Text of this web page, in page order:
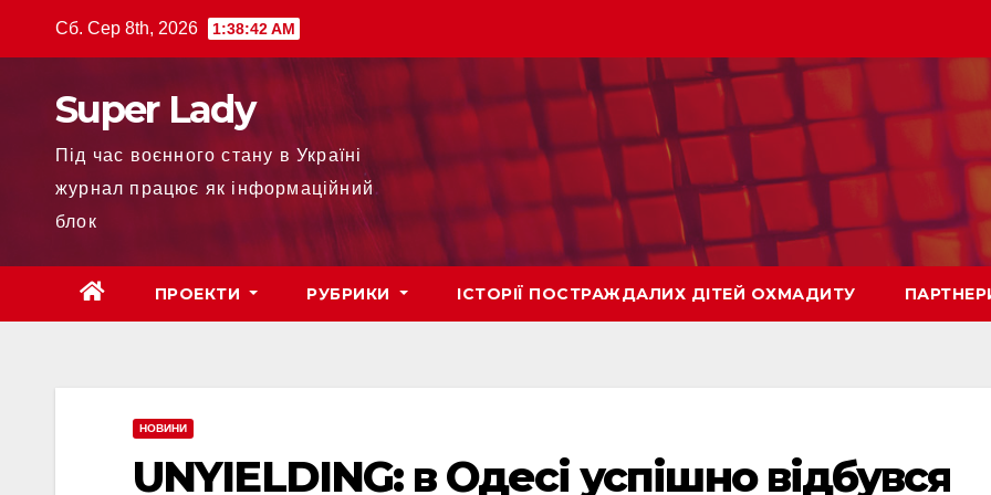
Сб. Сер 8th, 2026 1:38:45 AM
Super Lady
Під час воєнного стану в Україні
журнал працює як інформаційний
блок
ПРОЕКТИ РУБРИКИ ІСТОРІЇ ПОСТРАЖДАЛИХ ДІТЕЙ ОХМАДИТУ
НОВИНИ
UNYIELDING: в Одесі успішно відбувся